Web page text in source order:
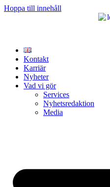
Hoppa till innehåll
Kontakt
Karriär
Nyheter
Vad vi gör
Services
Nyhetsredaktion
Media